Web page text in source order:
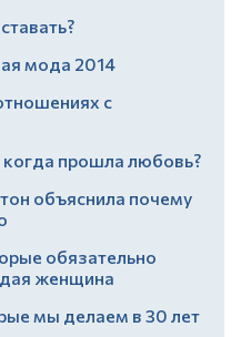
мода 2014
с
прошла любовь?
объяснила почему
обязательно
женщина
мы делаем в 30 лет